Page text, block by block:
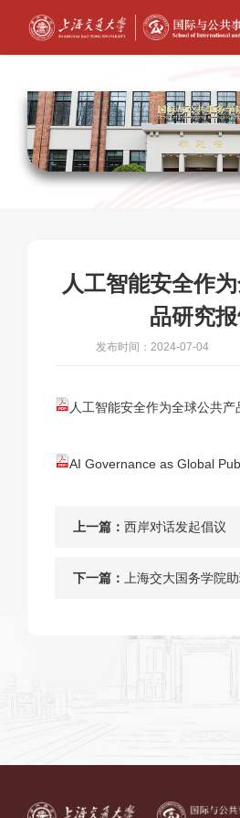
人工智能安全作
品研究
发布时间：2024-07-04
人工智能安全作为全球公共产
AI Governance as Global
上一篇： 西岸对话发起倡议
下一篇： 上海交大国务学院